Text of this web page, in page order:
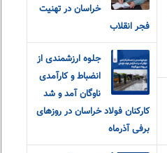
خراسان در تهنیت
فجر انقلاب
جلوه ارزشمندی از
انضباط و کارآمدی
ناوگان آمد و شد
کارکنان فولاد خراسان در روزهای
برفی آذرماه